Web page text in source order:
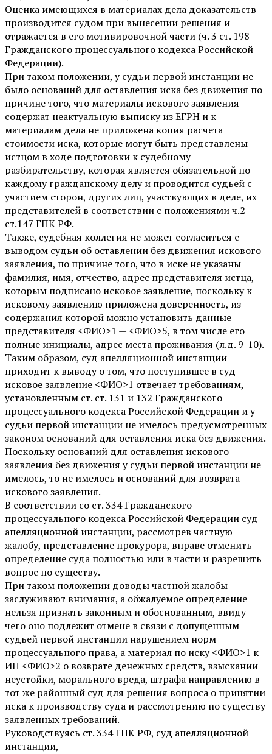
Оценка имеющихся в материалах дела доказательств
производится судом при вынесении решения и
отражается в его мотивировочной части (ч. 3 ст. 198
Гражданского процессуального кодекса Российской
Федерации).
При таком положении, у судьи первой инстанции не
было оснований для оставления иска без движения по
причине того, что материалы искового заявления
содержат неактуальную выписку из ЕГРН и к
материалам дела не приложена копия расчета
стоимости иска, которые могут быть представлены
истцом в ходе подготовки к судебному
разбирательству, которая является обязательной по
каждому гражданскому делу и проводится судьей с
участием сторон, других лиц, участвующих в деле, их
представителей в соответствии с положениями ч.2
ст.147 ГПК РФ.
Также, судебная коллегия не может согласиться с
выводом судьи об оставлении без движения искового
заявления, по причине того, что в иске не указаны
фамилия, имя, отчество, адрес представителя истца,
которым подписано исковое заявление, поскольку к
исковому заявлению приложена доверенность, из
содержания которой можно установить данные
представителя <ФИО>1 — <ФИО>5, в том числе его
полные инициалы, адрес места проживания (л.д. 9-10).
Таким образом, суд апелляционной инстанции
приходит к выводу о том, что поступившее в суд
исковое заявление <ФИО>1 отвечает требованиям,
установленным ст. ст. 131 и 132 Гражданского
процессуального кодекса Российской Федерации и у
судьи первой инстанции не имелось предусмотренных
законом оснований для оставления иска без движения.
Поскольку оснований для оставления искового
заявления без движения у судьи первой инстанции не
имелось, то не имелось и оснований для возврата
искового заявления.
В соответствии со ст. 334 Гражданского
процессуального кодекса Российской Федерации суд
апелляционной инстанции, рассмотрев частную
жалобу, представление прокурора, вправе отменить
определение суда полностью или в части и разрешить
вопрос по существу.
При таком положении доводы частной жалобы
заслуживают внимания, а обжалуемое определение
нельзя признать законным и обоснованным, ввиду
чего оно подлежит отмене в связи с допущенным
судьей первой инстанции нарушением норм
процессуального права, а материал по иску <ФИО>1 к
ИП <ФИО>2 о возврате денежных средств, взыскании
неустойки, морального вреда, штрафа направлению в
тот же районный суд для решения вопроса о принятии
иска к производству суда и рассмотрению по существу
заявленных требований.
Руководствуясь ст. 334 ГПК РФ, суд апелляционной
инстанции,